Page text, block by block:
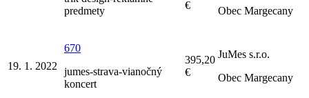
predmety
€ Obec Margecany
19. 1. 2022
670
jumes-strava-vianočný
koncert
395,20
€
JuMes s.r.o.
Obec Margecany